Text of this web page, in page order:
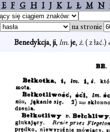
E F G H I J K L Ł M N
na stronie
Benedykcja,ji,lm.je,ż.( z łać.)